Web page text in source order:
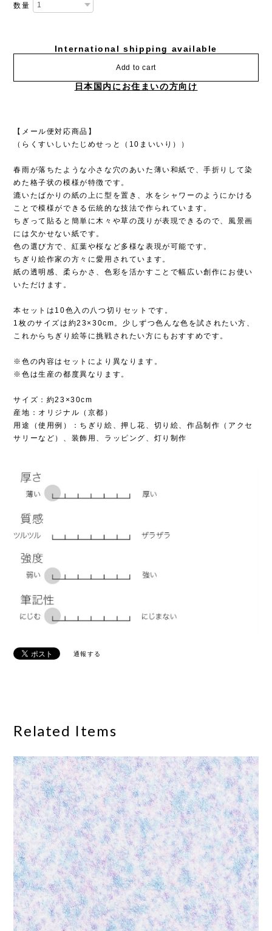
数量
International shipping available
Add to cart
日本国内にお住まいの方向け
【メール便対応商品】
（らくすいしいたじめせっと（10まいいり））
春雨が落ちたような小さな穴のあいた薄い和紙で、手折りして染
めた格子状の模様が特徴です。
漉いたばかりの紙の上に型を置き、水をシャワーのようにかける
ことで模様ができる伝統的な技法で作られています。
ちぎって貼ると簡単に木々や草の茂りが表現できるので、風景画
には欠かせない紙です。
色の選び方で、紅葉や桜など多様な表現が可能です。
ちぎり絵作家の方々に愛用されています。
紙の透明感、柔らかさ、色彩を活かすことで幅広い創作にお使い
いただけます。
本セットは10色入の八つ切りセットです。
1枚のサイズは約23×30cm。少しずつ色んな色を試されたい方、
これからちぎり絵等に挑戦されたい方にもおすすめです。
※色の内容はセットにより異なります。
※色は生産の都度異なります。
サイズ：約23×30cm
産地：オリジナル（京都）
用途（使用例）：ちぎり絵、押し花、切り絵、作品制作（アクセ
サリーなど）、装飾用、ラッピング、灯り制作
通報する
Related Items